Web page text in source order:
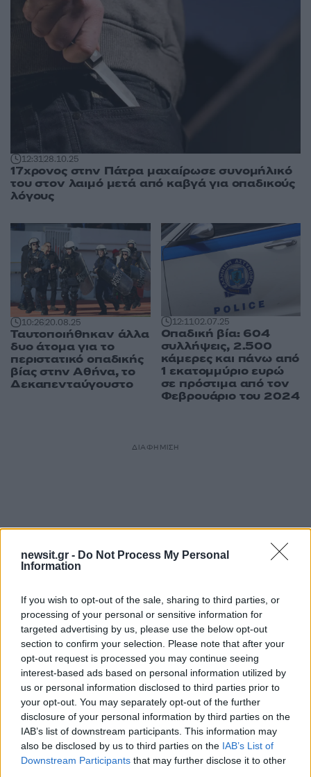
newsit.gr - Do Not Process My Personal
Information
If you wish to opt-out of the sale, sharing to third parties, or
processing of your personal or sensitive information for
targeted advertising by us, please use the below opt-out
section to confirm your selection. Please note that after your
opt-out request is processed you may continue seeing
interest-based ads based on personal information utilized by
us or personal information disclosed to third parties prior to
your opt-out. You may separately opt-out of the further
disclosure of your personal information by third parties on the
IAB’s list of downstream participants. This information may
also be disclosed by us to third parties on the IAB’s List of
Downstream Participants that may further disclose it to other
12:3128.10.25
17χρονος στην Πάτρα μαχαίρωσε συνομήλικό
του στον λαιμό μετά από καβγά για οπαδικούς
λόγους
10:2620.08.25
Ταυτοποιήθηκαν άλλα
δυο άτομα για το
περιστατικό οπαδικής
βίας στην Αθήνα, το
Δεκαπενταύγουστο
12:1102.07.25
Οπαδική βία: 604
συλλήψεις, 2.500
κάμερες και πάνω από
1 εκατομμύριο ευρώ
σε πρόστιμα από τον
Φεβρουάριο του 2024
ΔΙΑΦΗΜΙΣΗ